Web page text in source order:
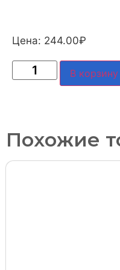
Цена: 244.00₽
В корзину
Похожие